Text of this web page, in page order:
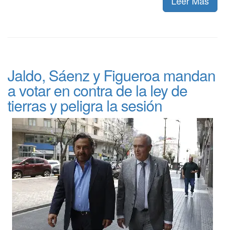
Jaldo, Sáenz y Figueroa mandan
a votar en contra de la ley de
tierras y peligra la sesión